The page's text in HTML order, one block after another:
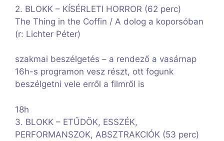
2. BLOKK – KÍSÉRLETI HORROR (62 perc)
The Thing in the Coffin / A dolog a koporsóban
(r: Lichter Péter)
szakmai beszélgetés – a rendező a vasárnap
16h-s programon vesz részt, ott fogunk
beszélgetni vele erről a filmről is
18h
3. BLOKK – ETŰDÖK, ESSZÉK,
PERFORMANSZOK, ABSZTRAKCIÓK (53 perc)